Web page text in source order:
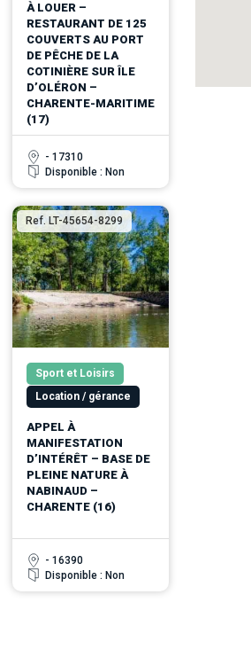
À LOUER –
RESTAURANT DE 125
COUVERTS AU PORT
DE PÊCHE DE LA
COTINIÈRE SUR ÎLE
D’OLÉRON –
CHARENTE-MARITIME
(17)
- 17310
Disponible : Non
Ref. LT-45654-8299
Sport et Loisirs
Location / gérance
APPEL À
MANIFESTATION
D’INTÉRÊT – BASE DE
PLEINE NATURE À
NABINAUD –
CHARENTE (16)
- 16390
Disponible : Non